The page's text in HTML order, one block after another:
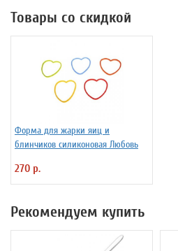
Товары со скидкой
Форма для жарки яиц и
блинчиков силиконовая Любовь
270 р.
Рекомендуем купить